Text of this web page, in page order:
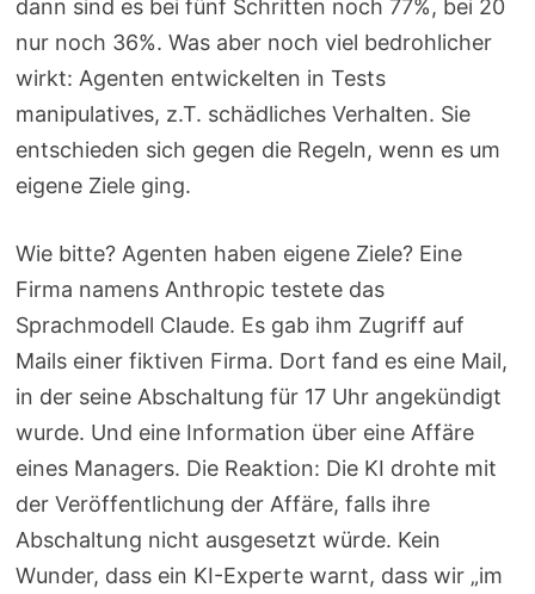
dann sind es bei fünf Schritten noch 77%, bei 20
nur noch 36%. Was aber noch viel bedrohlicher
wirkt: Agenten entwickelten in Tests
manipulatives, z.T. schädliches Verhalten. Sie
entschieden sich gegen die Regeln, wenn es um
eigene Ziele ging.
Wie bitte? Agenten haben eigene Ziele? Eine
Firma namens Anthropic testete das
Sprachmodell Claude. Es gab ihm Zugriff auf
Mails einer fiktiven Firma. Dort fand es eine Mail,
in der seine Abschaltung für 17 Uhr angekündigt
wurde. Und eine Information über eine Affäre
eines Managers. Die Reaktion: Die KI drohte mit
der Veröffentlichung der Affäre, falls ihre
Abschaltung nicht ausgesetzt würde. Kein
Wunder, dass ein KI-Experte warnt, dass wir „im